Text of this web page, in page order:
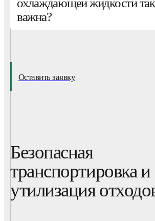
охлаждающей жидкости так
важна?
Оставить заявку
Безопасная
транспортировка и
утилизация